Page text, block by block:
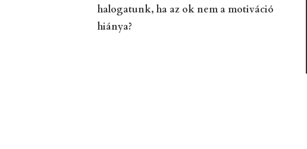
halogatunk, ha az ok nem a motiváció
hiánya?